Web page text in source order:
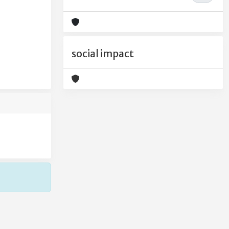
social impact